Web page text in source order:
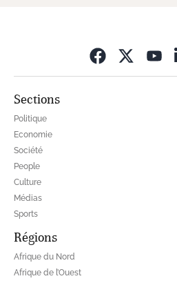
Sections
Politique
Economie
Société
People
Culture
Médias
Sports
Régions
Afrique du Nord
Afrique de l’Ouest